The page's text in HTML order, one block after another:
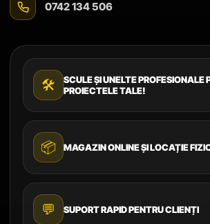
0742 134 506
🛠️
SCULE ȘI UNELTE PROFESIONALE
PROIECTELE TALE!
📦 MAGAZIN ONLINE ȘI LOCAȚIE
💬 SUPORT RAPID PENTRU CLIENȚI